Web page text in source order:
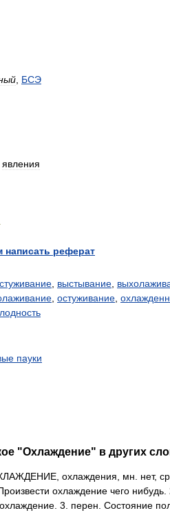
БСЭ
явления
написать реферат
выстывание
остуживание
пауки
"Охлаждение" в других
охлаждения, мн. нет, ср.
охлаждение чего
охлаждение. 3. перен. Состояние